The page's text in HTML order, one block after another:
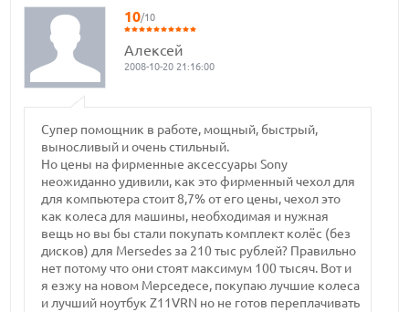
10/10
Алексей
2008-10-20 21:16:00
Супер помощник в работе, мощный, быстрый,
выносливый и очень стильный.
Но цены на фирменные аксессуары Sony
неожиданно удивили, как это фирменный чехол для
для компьютера стоит 8,7% от его цены, чехол это
как колеса для машины, необходимая и нужная
вещь но вы бы стали покупать комплект колёс (без
дисков) для Mersedes за 210 тыс рублей? Правильно
нет потому что они стоят максимум 100 тысяч. Вот и
я езжу на новом Мерседесе, покупаю лучшие колеса
и лучший ноутбук Z11VRN но не готов переплачивать